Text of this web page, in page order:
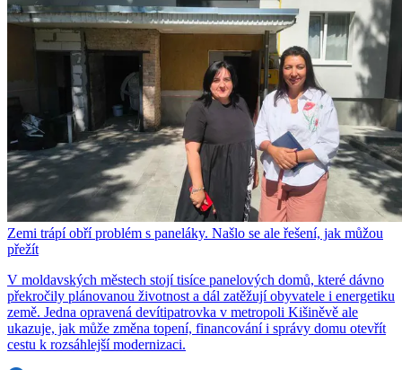
Zemi trápí obří problém s paneláky. Našlo se ale řešení, jak můžou
přežít
V moldavských městech stojí tisíce panelových domů, které dávno
překročily plánovanou životnost a dál zatěžují obyvatele i energetiku
země. Jedna opravená devítipatrovka v metropoli Kišiněvě ale
ukazuje, jak může změna topení, financování i správy domu otevřít
cestu k rozsáhlejší modernizaci.